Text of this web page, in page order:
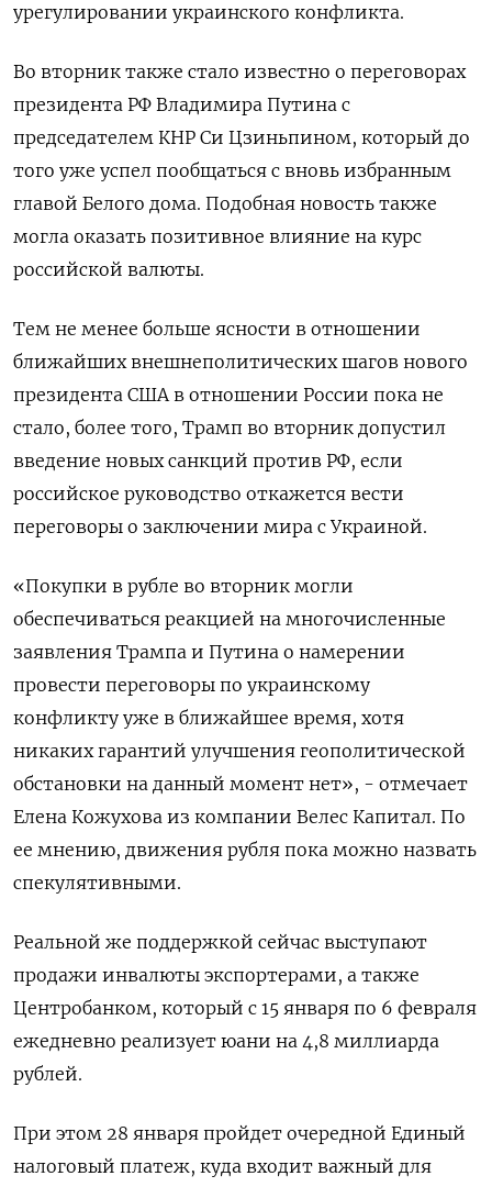
урегулировании украинского конфликта.
Во вторник также стало известно о переговорах
президента РФ Владимира Путина с
председателем КНР Си Цзиньпином, который до
того уже успел пообщаться с вновь избранным
главой Белого дома. Подобная новость также
могла оказать позитивное влияние на курс
российской валюты.
Тем не менее больше ясности в отношении
ближайших внешнеполитических шагов нового
президента США в отношении России пока не
стало, более того, Трамп во вторник допустил
введение новых санкций против РФ, если
российское руководство откажется вести
переговоры о заключении мира с Украиной.
«Покупки в рубле во вторник могли
обеспечиваться реакцией на многочисленные
заявления Трампа и Путина о намерении
провести переговоры по украинскому
конфликту уже в ближайшее время, хотя
никаких гарантий улучшения геополитической
обстановки на данный момент нет», - отмечает
Елена Кожухова из компании Велес Капитал. По
ее мнению, движения рубля пока можно назвать
спекулятивными.
Реальной же поддержкой сейчас выступают
продажи инвалюты экспортерами, а также
Центробанком, который с 15 января по 6 февраля
ежедневно реализует юани на 4,8 миллиарда
рублей.
При этом 28 января пройдет очередной Единый
налоговый платеж, куда входит важный для